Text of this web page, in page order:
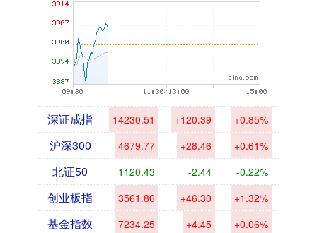
深证成指 14230.51 +120.39 +0.85%
沪深300 4679.77 +28.46 +0.61%
北证50 1120.43 -2.44 -0.22%
创业板指 3561.86 +46.30 +1.32%
基金指数 7234.25 +4.45 +0.06%